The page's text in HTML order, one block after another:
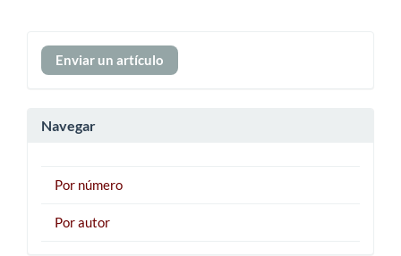
Enviar
un
Enviar un artículo
Navegar
Por número
Por autor